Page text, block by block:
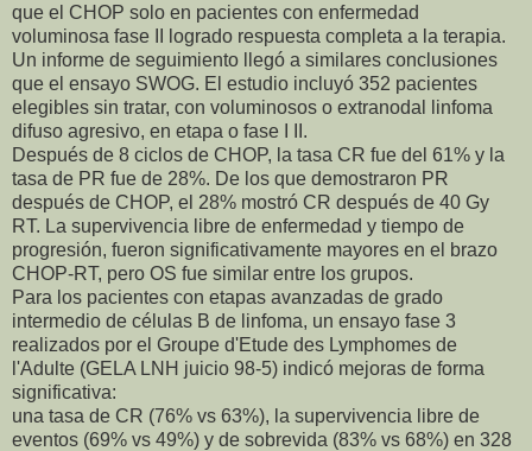
que el CHOP solo en pacientes con enfermedad
voluminosa fase II logrado respuesta completa a la terapia.
Un informe de seguimiento llegó a similares conclusiones
que el ensayo SWOG. El estudio incluyó 352 pacientes
elegibles sin tratar, con voluminosos o extranodal linfoma
difuso agresivo, en etapa o fase I II.
Después de 8 ciclos de CHOP, la tasa CR fue del 61% y la
tasa de PR fue de 28%. De los que demostraron PR
después de CHOP, el 28% mostró CR después de 40 Gy
RT. La supervivencia libre de enfermedad y tiempo de
progresión, fueron significativamente mayores en el brazo
CHOP-RT, pero OS fue similar entre los grupos.
Para los pacientes con etapas avanzadas de grado
intermedio de células B de linfoma, un ensayo fase 3
realizados por el Groupe d'Etude des Lymphomes de
l'Adulte (GELA LNH juicio 98-5) indicó mejoras de forma
significativa:
una tasa de CR (76% vs 63%), la supervivencia libre de
eventos (69% vs 49%) y de sobrevida (83% vs 68%) en 328